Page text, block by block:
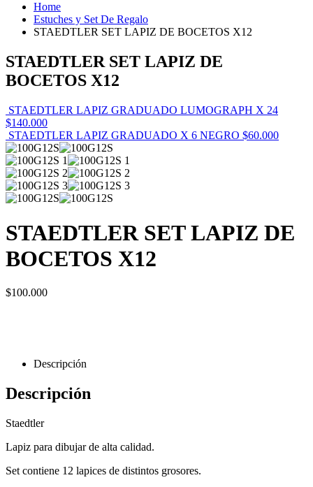
Home
Estuches y Set De Regalo
STAEDTLER SET LAPIZ DE BOCETOS X12
STAEDTLER SET LAPIZ DE
BOCETOS X12
STAEDTLER LAPIZ GRADUADO LUMOGRAPH X 24
$140.000
STAEDTLER LAPIZ GRADUADO X 6 NEGRO $60.000
STAEDTLER SET LAPIZ DE
BOCETOS X12
$100.000
Descripción
Descripción
Staedtler
Lapiz para dibujar de alta calidad.
Set contiene 12 lapices de distintos grosores.